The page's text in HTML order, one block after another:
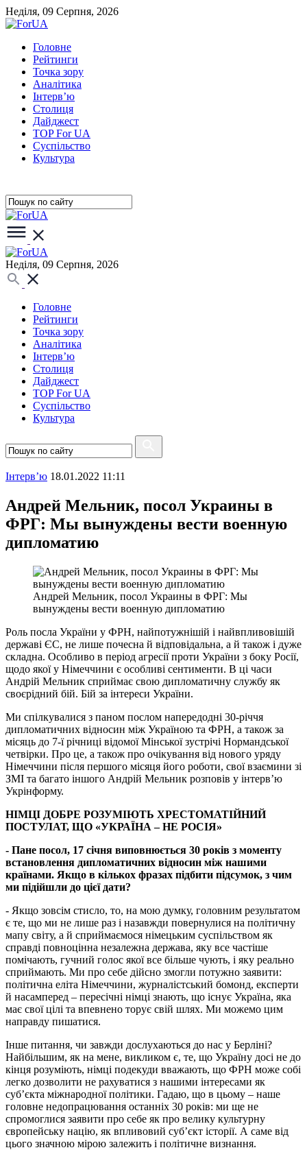
Неділя, 09 Серпня, 2026
Головне
Рейтинги
Точка зору
Аналітика
Інтерв’ю
Столиця
Дайджест
TOP For UA
Суспiльство
Культура
Неділя, 09 Серпня, 2026
Головне
Рейтинги
Точка зору
Аналітика
Інтерв’ю
Столиця
Дайджест
TOP For UA
Суспiльство
Культура
Інтерв’ю 18.01.2022 11:11
Андрей Мельник, посол Украины в
ФРГ: Мы вынуждены вести военную
дипломатию
Андрей Мельник, посол Украины в ФРГ: Мы
вынуждены вести военную дипломатию
Роль посла України у ФРН, найпотужнішій і найвпливовішій
державі ЄС, не лише почесна й відповідальна, а й також і дуже
складна. Особливо в період агресії проти України з боку Росії,
щодо якої у Німеччини є особливі сентименти. В ці часи
Андрій Мельник сприймає свою дипломатичну службу як
своєрідний бій. Бій за інтереси України.
Ми спілкувалися з паном послом напередодні 30-річчя
дипломатичних відносин між Україною та ФРН, а також за
місяць до 7-ї річниці відомої Мінської зустрічі Нормандської
четвірки. Про це, а також про очікування від нового уряду
Німеччини після першого місяця його роботи, свої взаємини зі
ЗМІ та багато іншого Андрій Мельник розповів у інтерв’ю
Укрінформу.
НІМЦІ ДОБРЕ РОЗУМІЮТЬ ХРЕСТОМАТІЙНИЙ
ПОСТУЛАТ, ЩО «УКРАЇНА – НЕ РОСІЯ»
- Пане посол, 17 січня виповнюється 30 років з моменту
встановлення дипломатичних відносин між нашими
країнами. Якщо в кількох фразах підбити підсумок, з чим
ми підійшли до цієї дати?
- Якщо зовсім стисло, то, на мою думку, головним результатом
є те, що ми не лише раз і назавжди повернулися на політичну
мапу світу, а й сприймаємося німецьким суспільством як
справді повноцінна незалежна держава, яку все частіше
помічають, гучний голос якої все більше чують, і яку реально
сприймають. Ми про себе дійсно змогли потужно заявити:
політична еліта Німеччини, журналістський бомонд, експерти
й насамперед – пересічні німці знають, що існує Україна, яка
має свої цілі та впевнено торує свій шлях. Ми можемо цим
направду пишатися.
Інше питання, чи завжди дослухаються до нас у Берліні?
Найбільшим, як на мене, викликом є, те, що Україну досі не до
кінця розуміють, німці подекуди вважають, що ФРН може собі
легко дозволити не рахуватися з нашими інтересами як
суб’єкта міжнародної політики. Гадаю, що в цьому – наше
головне недопрацювання останніх 30 років: ми ще не
спромоглися заявити про себе як про велику культурну
європейську націю, як впливовий суб’єкт історії. А саме від
цього значною мірою залежить і політичне визнання.